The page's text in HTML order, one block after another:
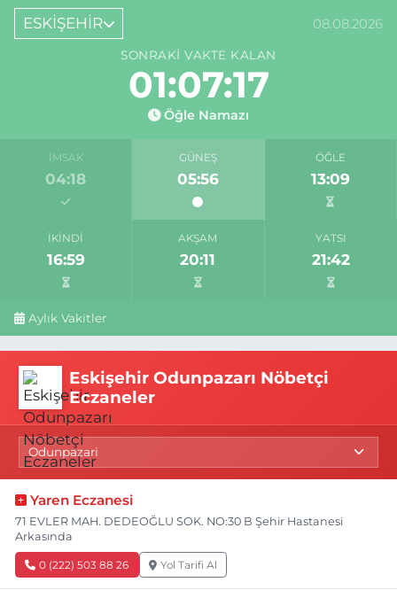
ESKİŞEHİR 08.08.2026
SONRAKI VAKTE KALAN
01:07:16
Öğle Namazı
İMSAK
04:18
GÜNEŞ
05:56
ÖĞLE
13:09
İKINDI
16:59
AKŞAM
20:11
YATSI
21:42
Aylık Vakitler
Eskişehir Odunpazarı Nöbetçi
Eczaneler
Yaren Eczanesi
71 EVLER MAH. DEDEOĞLU SOK. NO:30 B Şehir Hastanesi
Arkasında
0 (222) 503 88 26 Yol Tarifi Al